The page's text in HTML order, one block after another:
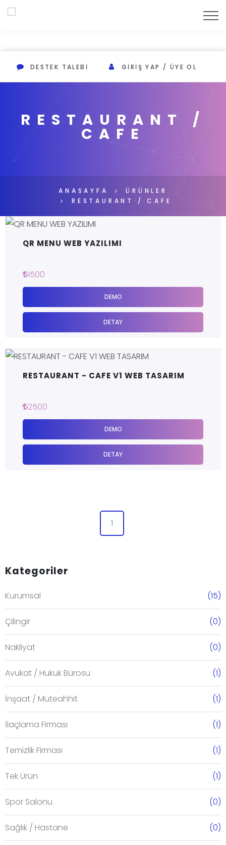
DESTEK TALEBI GIRIŞ YAP / ÜYE OL
RESTAURANT /
CAFE
ANASAYFA
ÜRÜNLER
RESTAURANT / CAFE
QR MENU WEB YAZILIMI
1500
DEMO
DETAY
RESTAURANT - CAFE V1 WEB TASARIM
2500
DEMO
DETAY
1
Kategoriler
Kurumsal (15)
Çilingir (0)
Nakliyat (0)
Avukat / Hukuk Bürosu (1)
İnşaat / Müteahhit (1)
İlaçlama Firması (1)
Temizlik Firması (1)
Tek Ürün (1)
Spor Salonu (0)
Sağlık / Hastane (0)